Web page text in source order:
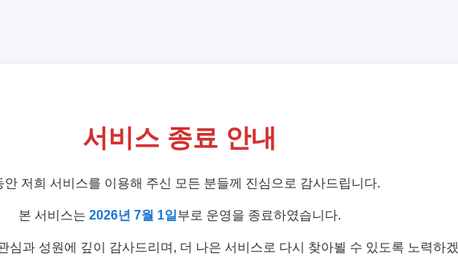
서비스 종료 안내
안 저희 서비스를 이용해 주신 모든 분들께 진심으로 감사드립니다.
본 서비스는 2026년 7월 1일부로 운영을 종료하였습니다.
심과 성원에 깊이 감사드리며, 더 나은 서비스로 다시 찾아뵐 수 있도록 노력하겠